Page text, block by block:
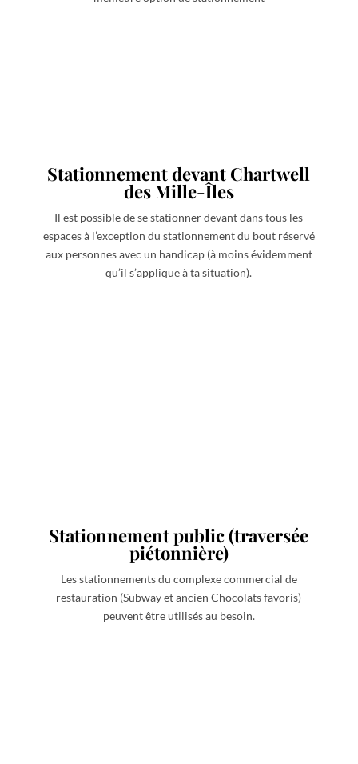
Stationnement devant Chartwell
des Mille-Îles
Il est possible de se stationner devant dans tous les
espaces à l’exception du stationnement du bout réservé
aux personnes avec un handicap (à moins évidemment
qu’il s’applique à ta situation).
Stationnement public (traversée
piétonnière)
Les stationnements du complexe commercial de
restauration (Subway et ancien Chocolats favoris)
peuvent être utilisés au besoin.